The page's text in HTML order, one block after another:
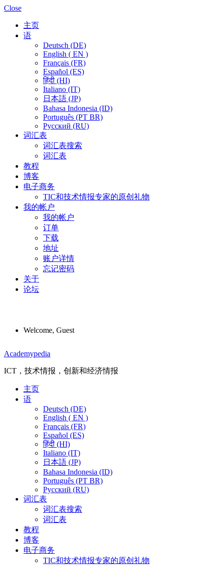
Close
主页
语
Deutsch (DE)
English ( EN )
Français (FR)
Español (ES)
हिंदी (HI)
Italiano (IT)
日本語 (JP)
Bahasa Indonesia (ID)
Português (PT BR)
Pусский (RU)
词汇表
词汇表搜索
词汇表
教程
博客
电子商务
TIC和技术情报专家的原创礼物
我的帐户
我的帐户
订单
下载
地址
账户详情
忘记密码
关于
论坛
Welcome, Guest
Menu
Academypedia
ICT，技术情报，创新和经济情报
主页
语
Deutsch (DE)
English ( EN )
Français (FR)
Español (ES)
हिंदी (HI)
Italiano (IT)
日本語 (JP)
Bahasa Indonesia (ID)
Português (PT BR)
Pусский (RU)
词汇表
词汇表搜索
词汇表
教程
博客
电子商务
TIC和技术情报专家的原创礼物